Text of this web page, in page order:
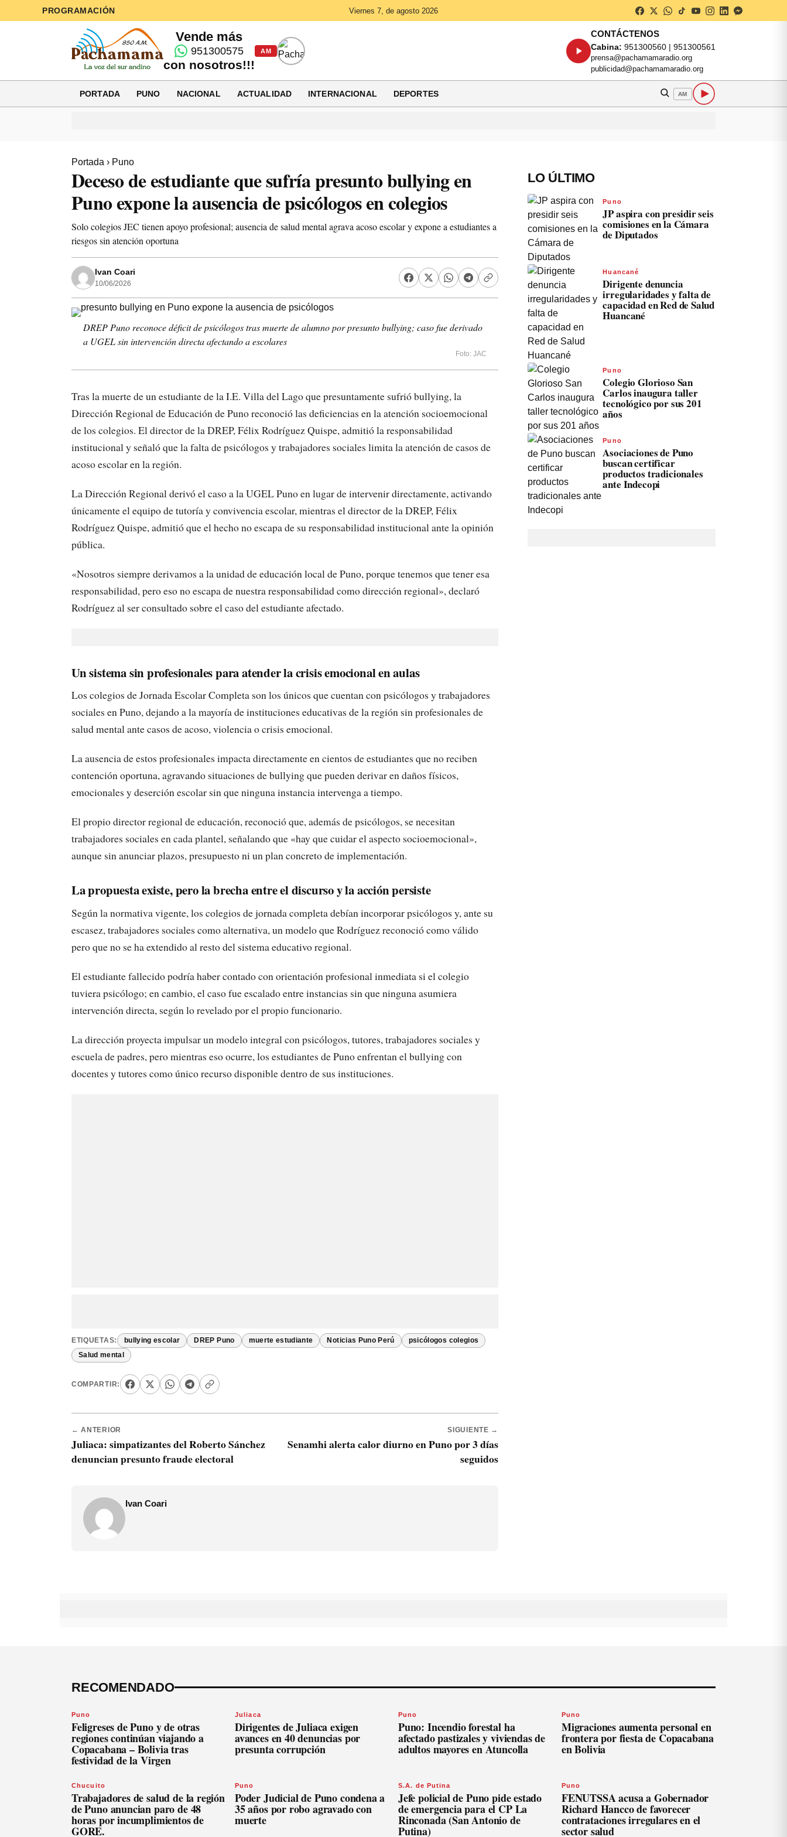
PROGRAMACIÓN Viernes 7, de agosto 2026
Vende más
951300575
con nosotros!!!
AM
CONTÁCTENOS
Cabina: 951300560 | 951300561
prensa@pachamamaradio.org
publicidad@pachamamaradio.org
PORTADA PUNO NACIONAL ACTUALIDAD INTERNACIONAL DEPORTES AM
Portada › Puno
Deceso de estudiante que sufría presunto bullying en
Puno expone la ausencia de psicólogos en colegios
Solo colegios JEC tienen apoyo profesional; ausencia de salud mental agrava acoso escolar y expone a estudiantes a
riesgos sin atención oportuna
Ivan Coari
10/06/2026
DREP Puno reconoce déficit de psicólogos tras muerte de alumno por presunto bullying; caso fue derivado
a UGEL sin intervención directa afectando a escolares
Foto: JAC
Tras la muerte de un estudiante de la I.E. Villa del Lago que presuntamente sufrió bullying, la
Dirección Regional de Educación de Puno reconoció las deficiencias en la atención socioemocional
de los colegios. El director de la DREP, Félix Rodríguez Quispe, admitió la responsabilidad
institucional y señaló que la falta de psicólogos y trabajadores sociales limita la atención de casos de
acoso escolar en la región.
La Dirección Regional derivó el caso a la UGEL Puno en lugar de intervenir directamente, activando
únicamente el equipo de tutoría y convivencia escolar, mientras el director de la DREP, Félix
Rodríguez Quispe, admitió que el hecho no escapa de su responsabilidad institucional ante la opinión
pública.
«Nosotros siempre derivamos a la unidad de educación local de Puno, porque tenemos que tener esa
responsabilidad, pero eso no escapa de nuestra responsabilidad como dirección regional», declaró
Rodríguez al ser consultado sobre el caso del estudiante afectado.
Un sistema sin profesionales para atender la crisis emocional en aulas
Los colegios de Jornada Escolar Completa son los únicos que cuentan con psicólogos y trabajadores
sociales en Puno, dejando a la mayoría de instituciones educativas de la región sin profesionales de
salud mental ante casos de acoso, violencia o crisis emocional.
La ausencia de estos profesionales impacta directamente en cientos de estudiantes que no reciben
contención oportuna, agravando situaciones de bullying que pueden derivar en daños físicos,
emocionales y deserción escolar sin que ninguna instancia intervenga a tiempo.
El propio director regional de educación, reconoció que, además de psicólogos, se necesitan
trabajadores sociales en cada plantel, señalando que «hay que cuidar el aspecto socioemocional»,
aunque sin anunciar plazos, presupuesto ni un plan concreto de implementación.
La propuesta existe, pero la brecha entre el discurso y la acción persiste
Según la normativa vigente, los colegios de jornada completa debían incorporar psicólogos y, ante su
escasez, trabajadores sociales como alternativa, un modelo que Rodríguez reconoció como válido
pero que no se ha extendido al resto del sistema educativo regional.
El estudiante fallecido podría haber contado con orientación profesional inmediata si el colegio
tuviera psicólogo; en cambio, el caso fue escalado entre instancias sin que ninguna asumiera
intervención directa, según lo revelado por el propio funcionario.
La dirección proyecta impulsar un modelo integral con psicólogos, tutores, trabajadores sociales y
escuela de padres, pero mientras eso ocurre, los estudiantes de Puno enfrentan el bullying con
docentes y tutores como único recurso disponible dentro de sus instituciones.
ETIQUETAS: bullying escolar DREP Puno muerte estudiante Noticias Puno Perú psicólogos colegios
Salud mental
COMPARTIR:
← ANTERIOR
Juliaca: simpatizantes del Roberto Sánchez
denuncian presunto fraude electoral
SIGUIENTE →
Senamhi alerta calor diurno en Puno por 3 días
seguidos
Ivan Coari
LO ÚLTIMO
Puno
JP aspira con presidir seis
comisiones en la Cámara
de Diputados
Huancané
Dirigente denuncia
irregularidades y falta de
capacidad en Red de Salud
Huancané
Puno
Colegio Glorioso San
Carlos inaugura taller
tecnológico por sus 201
años
Puno
Asociaciones de Puno
buscan certificar
productos tradicionales
ante Indecopi
RECOMENDADO
Puno
Feligreses de Puno y de otras
regiones continúan viajando a
Copacabana – Bolivia tras
festividad de la Virgen
Juliaca
Dirigentes de Juliaca exigen
avances en 40 denuncias por
presunta corrupción
Puno
Puno: Incendio forestal ha
afectado pastizales y viviendas de
adultos mayores en Atuncolla
Puno
Migraciones aumenta personal en
frontera por fiesta de Copacabana
en Bolivia
Chucuito
Trabajadores de salud de la región
de Puno anuncian paro de 48
horas por incumplimientos de
GORE.
Puno
Poder Judicial de Puno condena a
35 años por robo agravado con
muerte
S.A. de Putina
Jefe policial de Puno pide estado
de emergencia para el CP La
Rinconada (San Antonio de
Putina)
Puno
FENUTSSA acusa a Gobernador
Richard Hancco de favorecer
contrataciones irregulares en el
sector salud